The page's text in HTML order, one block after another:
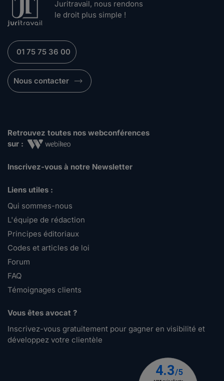
Juritravail, nous rendons
le droit plus simple !
01 75 75 36 00
Nous contacter
Retrouvez toutes nos webconférences
sur :
Inscrivez-vous à notre Newsletter
Liens utiles :
Qui sommes-nous
L'équipe de rédaction
Principes éditoriaux
Codes et articles de loi
Forum
FAQ
Témoignages clients
Vous êtes avocat ?
Inscrivez-vous gratuitement pour gagner en visibilité et
développez votre clientèle